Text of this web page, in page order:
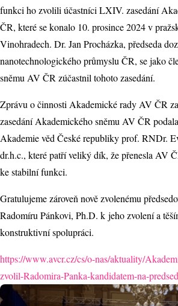
funkci ho zvolili účastníci LXIV. zasedání
ČR, které se konalo 10. prosince 2024 v
Vinohradech. Dr. Jan Procházka, předseda
nanotechnologického průmyslu ČR, se jako
sněmu AV ČR zúčastnil tohoto zasedání.
Zprávu o činnosti Akademické rady AV ČR
zasedání Akademického sněmu AV ČR
Akademie věd České republiky prof. RNDr.
dr.h.c., které patří veliký dík, že přenesla AV
ke stabilní funkci.
Gratulujeme zároveň nově zvolenému
Radomíru Pánkovi, Ph.D. k jeho zvolení a
konstruktivní spolupráci.
https://www.avcr.cz/cs/o-nas/aktuality/
zvolil-Radomira-Panka-kandidatem-na-